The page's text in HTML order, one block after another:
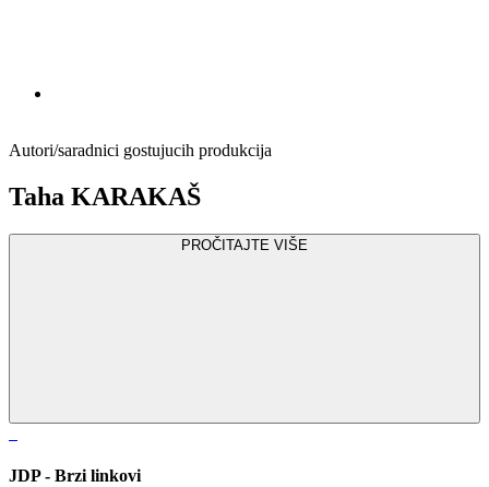
Autori/saradnici gostujucih produkcija
Taha KARAKAŠ
PROČITAJTE VIŠE
JDP - Brzi linkovi